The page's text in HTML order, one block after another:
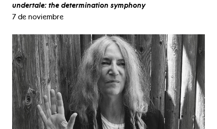
undertale: the determination symphony
7 de noviembre